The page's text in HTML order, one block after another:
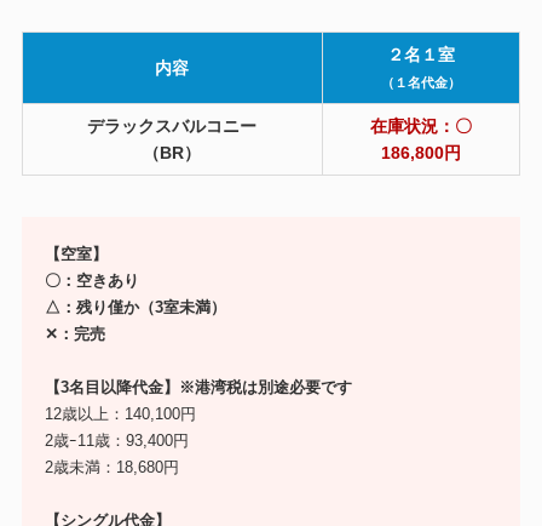
内容
２名１室
（１名代金）
デラックスバルコニー
（BR）
在庫状況：〇
186,800円
【空室】
〇：空きあり
△：残り僅か（3室未満）
✕：完売
【3名目以降代金】※港湾税は別途必要です
12歳以上：140,100円
2歳ｰ11歳：93,400円
2歳未満：18,680円
【シングル代金】